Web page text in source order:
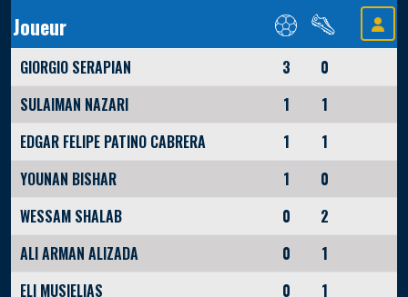
Joueur
GIORGIO SERAPIAN 3
0
SULAIMAN NAZARI
1
1
EDGAR FELIPE PATINO CABRERA
1
1
YOUNAN BISHAR
1
0
WESSAM SHALAB
0
2
ALI ARMAN ALIZADA
0
1
ELI MUSIELIAS
0
1